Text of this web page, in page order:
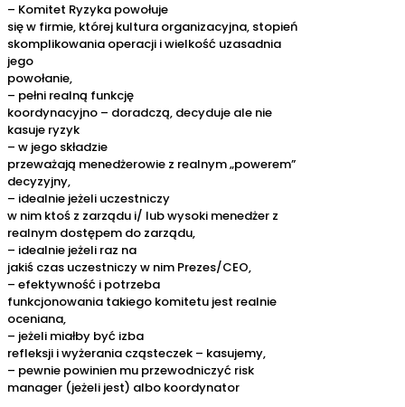
– Komitet Ryzyka powołuje
się w firmie, której kultura organizacyjna, stopień
skomplikowania operacji i wielkość uzasadnia
jego
powołanie,
– pełni realną funkcję
koordynacyjno – doradczą, decyduje ale nie
kasuje ryzyk
– w jego składzie
przeważają menedżerowie z realnym „powerem”
decyzyjny,
– idealnie jeżeli uczestniczy
w nim ktoś z zarządu i/ lub wysoki menedżer z
realnym dostępem do zarządu,
– idealnie jeżeli raz na
jakiś czas uczestniczy w nim Prezes/CEO,
– efektywność i potrzeba
funkcjonowania takiego komitetu jest realnie
oceniana,
– jeżeli miałby być izba
refleksji i wyżerania cząsteczek – kasujemy,
– pewnie powinien mu przewodniczyć risk
manager (jeżeli jest) albo koordynator